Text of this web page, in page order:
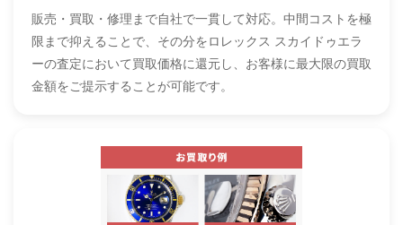
販売・買取・修理まで自社で一貫して対応。中間コストを極
限まで抑えることで、その分をロレックス スカイドゥエラ
ーの査定において買取価格に還元し、お客様に最大限の買取
金額をご提示することが可能です。